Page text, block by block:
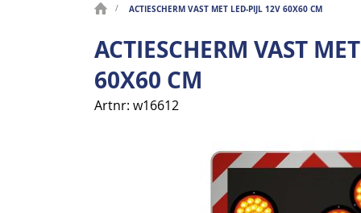
ACTIESCHERM VAST MET LED-PIJL 12V 60X60 CM
ACTIESCHERM VAST
60X60 CM
Artnr w16612